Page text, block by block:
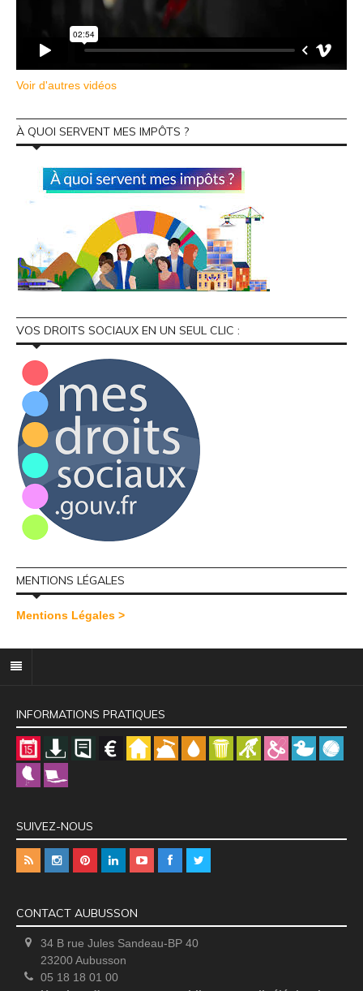
Voir d'autres vidéos
À QUOI SERVENT MES IMPÔTS ?
VOS DROITS SOCIAUX EN UN SEUL CLIC :
MENTIONS LÉGALES
Mentions Légales >
INFORMATIONS PRATIQUES
SUIVEZ-NOUS
CONTACT AUBUSSON
34 B rue Jules Sandeau-BP 40
23200 Aubusson
05 18 18 01 00